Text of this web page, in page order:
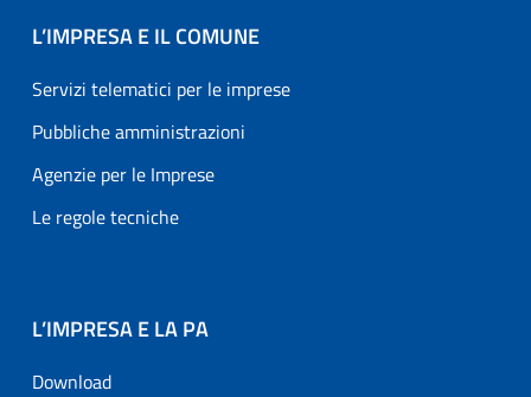
L’IMPRESA E IL COMUNE
Servizi telematici per le imprese
Pubbliche amministrazioni
Agenzie per le Imprese
Le regole tecniche
L’IMPRESA E LA PA
Download